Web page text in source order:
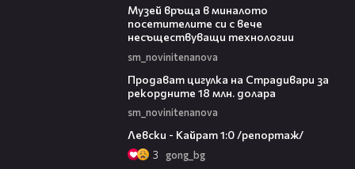
Музей връща в миналото
посетителите си с вече
несъществуващи технологии
sm_novinitenanova
Продават цигулка на Страдивари за
рекордните 18 млн. долара
sm_novinitenanova
Левски - Кайрат 1:0 /репортаж/
3 gong_bg